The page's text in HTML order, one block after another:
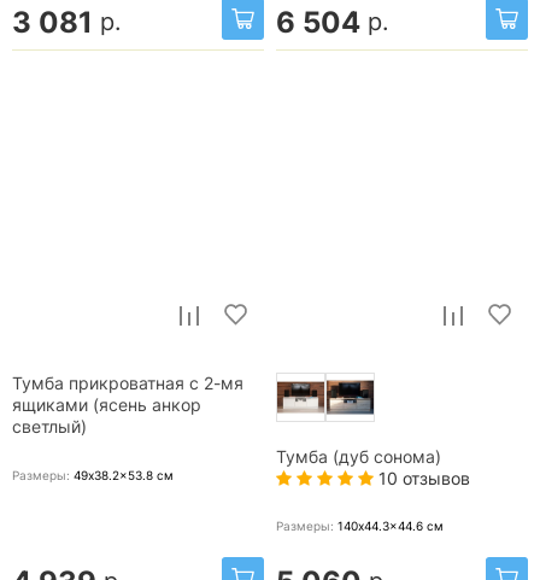
3 081 р. 6 504 р.
Тумба прикроватная с 2-мя
ящиками (ясень анкор
светлый)
Размеры: 49x38.2x53.8 см
Тумба (дуб сонома)
10 отзывов
Размеры: 140x44.3x44.6 см